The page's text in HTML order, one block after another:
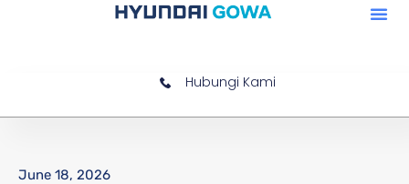
Hubungi Kami
June 18, 2026